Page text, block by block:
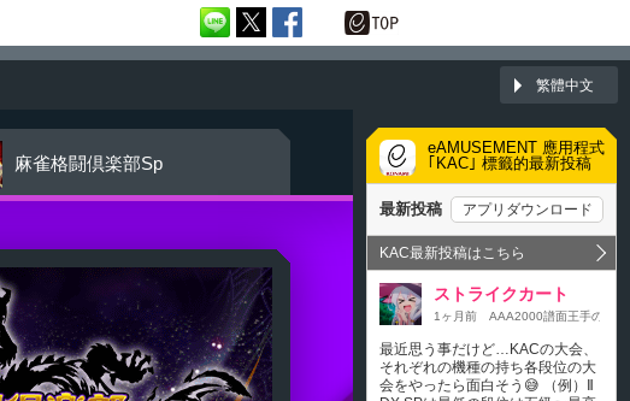
繁體中文
麻雀格闘倶楽部Sp
eAMUSEMENT 應用程式
｢KAC｣ 標籤的最新投稿